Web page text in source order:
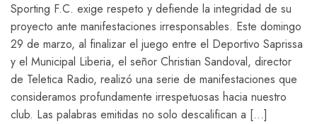
Sporting F.C. exige respeto y defiende la integridad de su
proyecto ante manifestaciones irresponsables. Este domingo
29 de marzo, al finalizar el juego entre el Deportivo Saprissa
y el Municipal Liberia, el señor Christian Sandoval, director
de Teletica Radio, realizó una serie de manifestaciones que
consideramos profundamente irrespetuosas hacia nuestro
club. Las palabras emitidas no solo descalifican a […]